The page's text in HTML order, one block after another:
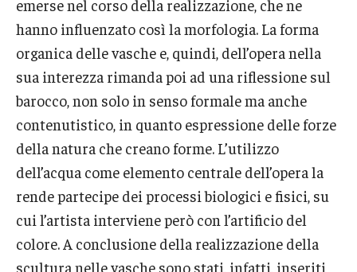
emerse nel corso della realizzazione, che ne
hanno influenzato così la morfologia. La forma
organica delle vasche e, quindi, dell’opera nella
sua interezza rimanda poi ad una riflessione sul
barocco, non solo in senso formale ma anche
contenutistico, in quanto espressione delle forze
della natura che creano forme. L’utilizzo
dell’acqua come elemento centrale dell’opera la
rende partecipe dei processi biologici e fisici, su
cui l’artista interviene però con l’artificio del
colore. A conclusione della realizzazione della
scultura nelle vasche sono stati, infatti, inseriti